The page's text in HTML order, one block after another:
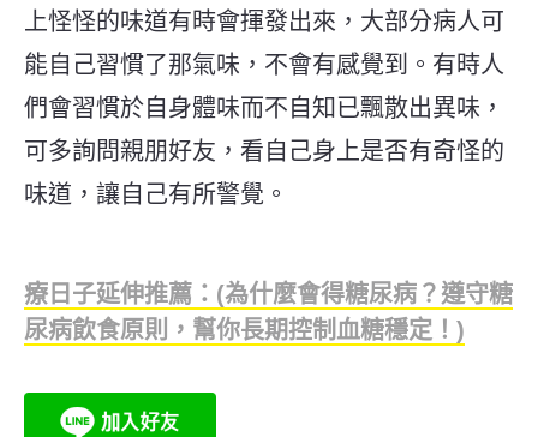
上怪怪的味道有時會揮發出來，大部分病人可
能自己習慣了那氣味，不會有感覺到。有時人
們會習慣於自身體味而不自知已飄散出異味，
可多詢問親朋好友，看自己身上是否有奇怪的
味道，讓自己有所警覺。
療日子延伸推薦：(為什麼會得糖尿病？遵守糖
尿病飲食原則，幫你長期控制血糖穩定！)